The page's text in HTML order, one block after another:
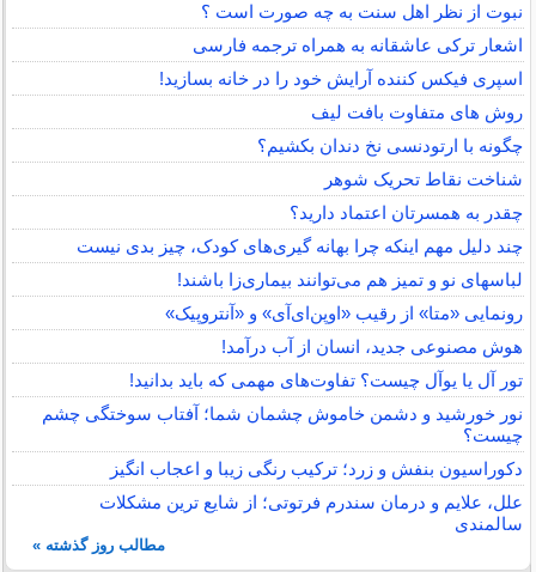
نبوت از نظر اهل سنت به چه صورت است ؟
اشعار ترکی عاشقانه به همراه ترجمه فارسی
اسپری فیکس کننده آرایش خود را در خانه بسازید!
روش های متفاوت بافت لیف
چگونه با ارتودنسی نخ دندان بکشیم؟
شناخت نقاط تحریک شوهر
چقدر به همسرتان اعتماد دارید؟
چند دلیل مهم اینکه چرا بهانه گیری‌های کودک، چیز بدی نیست
لباس‎های نو و تمیز هم می‌توانند بیماری‌زا باشند!
رونمایی «متا» از رقیب «اوپن‌ای‌آی» و «آنتروپیک»
هوش مصنوعی جدید، انسان از آب درآمد!
تور آل یا یوآل چیست؟ تفاوت‌های مهمی که باید بدانید!
نور خورشید و دشمن خاموش چشمان شما؛ آفتاب سوختگی چشم
چیست؟
دکوراسیون بنفش و زرد؛ ترکیب رنگی زیبا و اعجاب انگیز
علل، علایم و درمان سندرم فرتوتی؛ از شایع ترین مشکلات
سالمندی
مطالب روز گذشته »